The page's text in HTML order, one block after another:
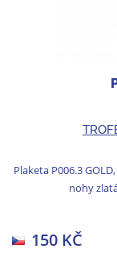
Plaketa P006.3
nohy
150 KČ